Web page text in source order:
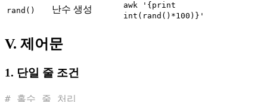
rand() 난수 생성
awk '{print
int(rand()*100)}'
V. 제어문
1. 단일 줄 조건
# 홀수 줄 처리